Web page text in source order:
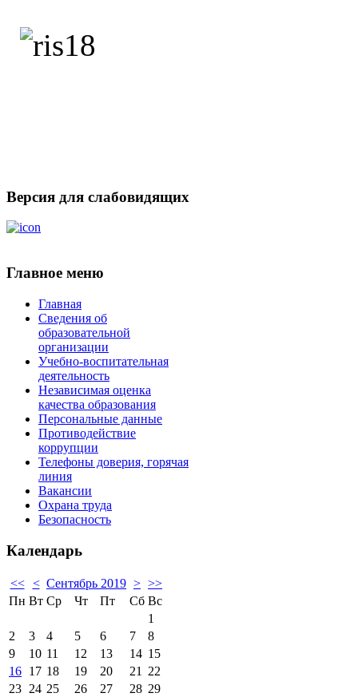
Версия для слабовидящих
Главное меню
Главная
Сведения об
образовательной
организации
Учебно-воспитательная
деятельность
Независимая оценка
качества образования
Персональные данные
Противодействие
коррупции
Телефоны доверия, горячая
линия
Вакансии
Охрана труда
Безопасность
Календарь
<< < Сентябрь 2019 > >>
Пн Вт Ср Чт Пт Сб Вс
1
2
3 4 5 6 7
8
9
10 11 12 13 14 15
16 17 18 19 20 21
22
23 24 25 26 27 28 29